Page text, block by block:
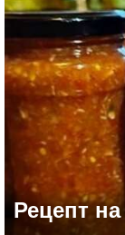
Рецепт